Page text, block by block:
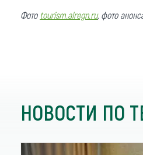
Фото tourism.alregn.ru, фото
НОВОСТИ ПО